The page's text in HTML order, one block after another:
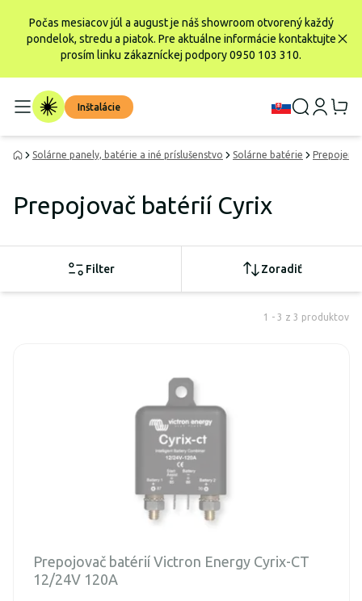
Počas mesiacov júl a august je náš showroom otvorený každý
pondelok, stredu a piatok. Pre aktuálne informácie kontaktujte
prosím linku zákazníckej podpory 0950 103 310.
Inštalácie
Solárne panely, batérie a iné príslušenstvo Solárne batérie
Prepojovač batérií Cyrix
Filter Zoradiť
1 - 3 z 3 produktov
Prepojovač batérií Victron Energy Cyrix-CT
12/24V 120A